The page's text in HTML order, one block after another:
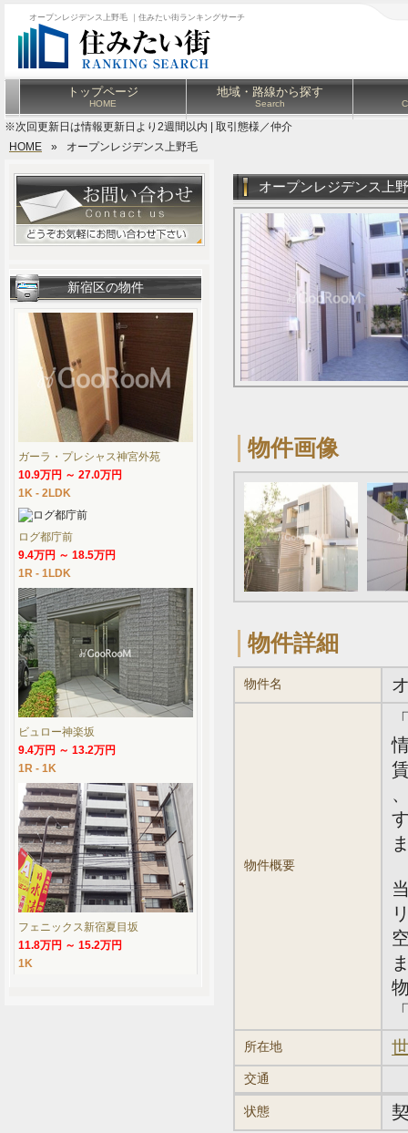
オープンレジデンス上野毛 ｜住みたい街ランキングサーチ
トップページ
HOME
地域・路線から探す
Search
※次回更新日は情報更新日より2週間以内 | 取引態様／仲介
HOME
» オープンレジデンス上野毛
オープンレジデンス上
物件画像
物件詳細
物件名
物件概要
所在地
交通
状態
新宿区の物件
ガーラ・プレシャス神宮外苑
10.9万円 ～ 27.0万円
1K - 2LDK
ログ都庁前
9.4万円 ～ 18.5万円
1R - 1LDK
ビュロー神楽坂
9.4万円 ～ 13.2万円
1R - 1K
フェニックス新宿夏目坂
11.8万円 ～ 15.2万円
1K